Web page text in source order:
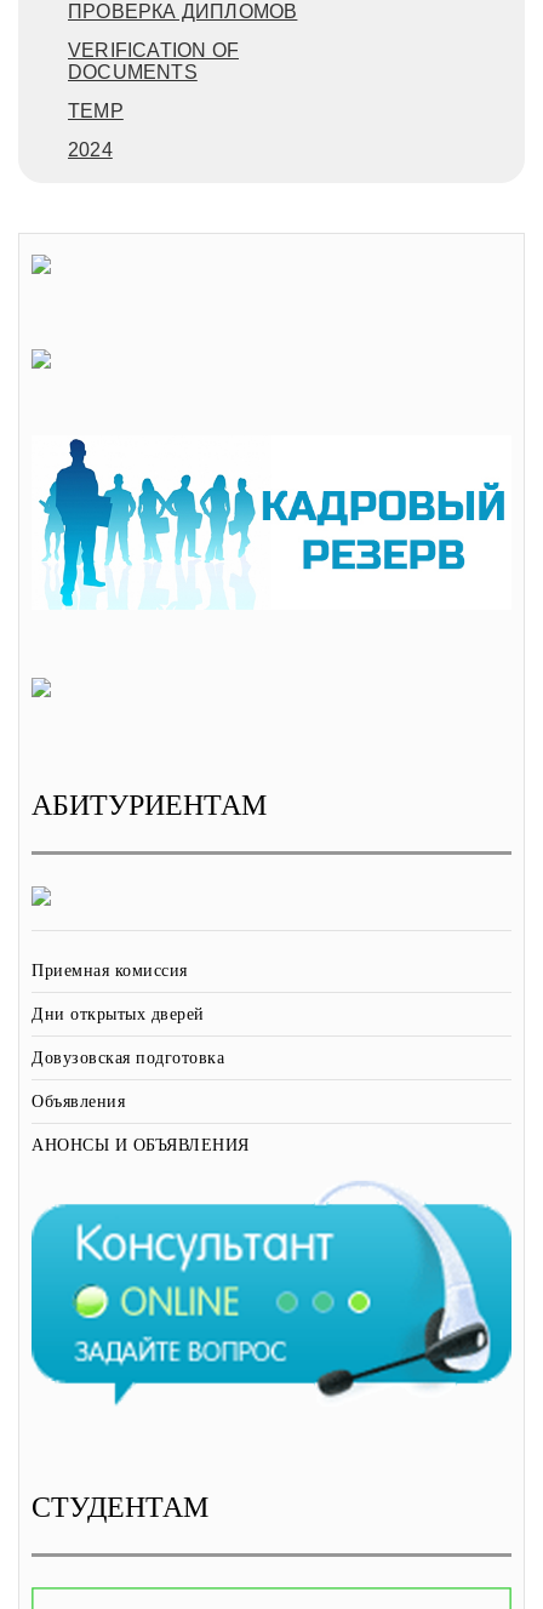
ПРОВЕРКА ДИПЛОМОВ
VERIFICATION OF
DOCUMENTS
TEMP
2024
АБИТУРИЕНТАМ
Приемная комиссия
Дни открытых дверей
Довузовская подготовка
Объявления
АНОНСЫ И ОБЪЯВЛЕНИЯ
СТУДЕНТАМ